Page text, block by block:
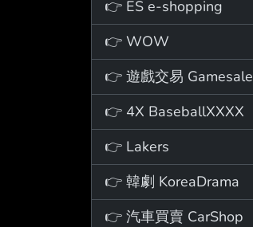
👉 ES e-shopping
👉 WOW
👉 遊戲交易 Gamesale
👉 4X BaseballXXXX
👉 Lakers
👉 韓劇 KoreaDrama
👉 汽車買賣 CarShop